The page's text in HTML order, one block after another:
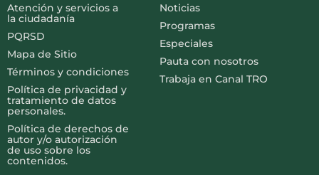
Atención y servicios a
la ciudadanía
PQRSD
Mapa de Sitio
Términos y condiciones
Política de privacidad y
tratamiento de datos
personales.
Política de derechos de
autor y/o autorización
de uso sobre los
contenidos.
Noticias
Programas
Especiales
Pauta con nosotros
Trabaja en Canal TRO